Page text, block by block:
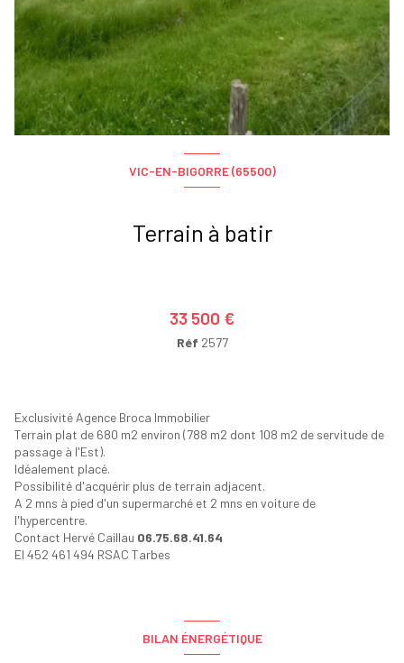
VIC-EN-BIGORRE (65500)
Terrain à batir
33 500 €
Réf 2577
Exclusivité Agence Broca Immobilier
Terrain plat de 680 m2 environ (788 m2 dont 108 m2 de servitude de
passage à l'Est).
Idéalement placé.
Possibilité d'acquérir plus de terrain adjacent.
A 2 mns à pied d'un supermarché et 2 mns en voiture de
l'hypercentre.
Contact Hervé Caillau 06.75.68.41.64
EI 452 461 494 RSAC Tarbes
BILAN ÉNERGÉTIQUE